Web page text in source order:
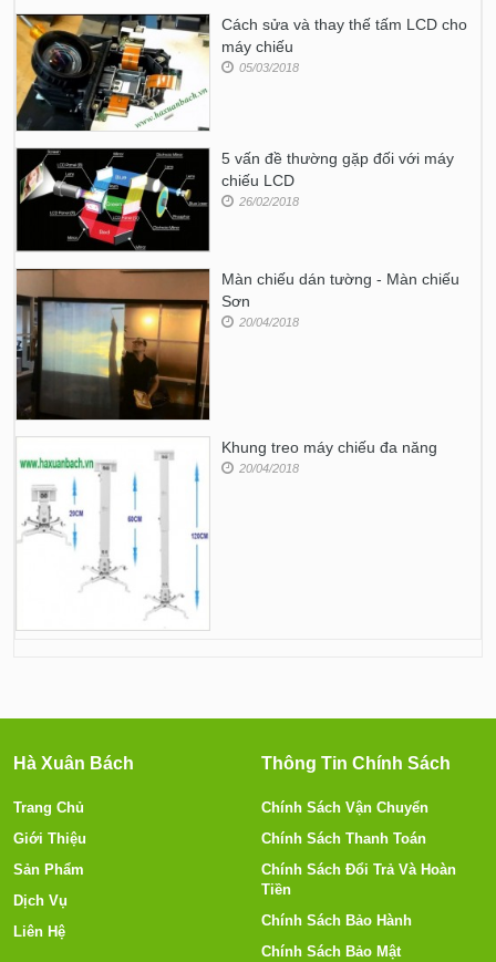
Cách sửa và thay thế tấm LCD cho
máy chiếu
05/03/2018
5 vấn đề thường gặp đối với máy
chiếu LCD
26/02/2018
Màn chiếu dán tường - Màn chiếu
Sơn
20/04/2018
Khung treo máy chiếu đa năng
20/04/2018
Hà Xuân Bách
Trang Chủ
Giới Thiệu
Sản Phẩm
Dịch Vụ
Liên Hệ
Thông Tin Chính Sách
Chính Sách Vận Chuyển
Chính Sách Thanh Toán
Chính Sách Đổi Trả Và Hoàn
Tiền
Chính Sách Bảo Hành
Chính Sách Bảo Mật